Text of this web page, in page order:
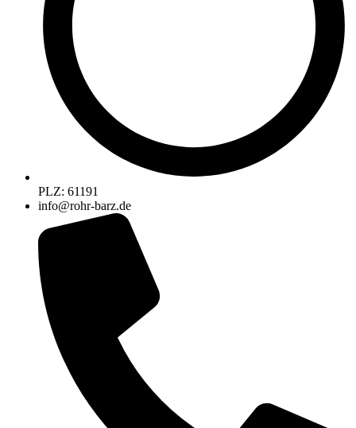
PLZ: 61191
info@rohr-barz.de